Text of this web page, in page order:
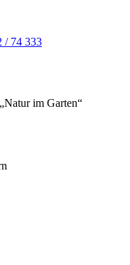
/ 74 333
im Garten“